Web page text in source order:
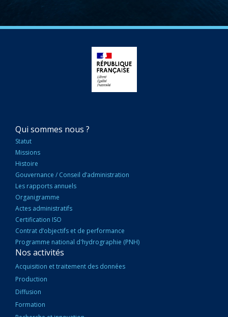
NAVIGATION
PRINCIPALE
Qui sommes nous ?
Statut
Missions
Histoire
Gouvernance / Conseil d’administration
Les rapports annuels
Organigramme
Actes administratifs
Certification ISO
Contrat d’objectifs et de performance
Programme national d'hydrographie (PNH)
Nos activités
Acquisition et traitement des données
Production
Diffusion
Formation